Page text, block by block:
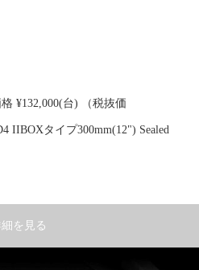
¥132,000(台) （税抜価
IIBOXタイプ300mm(12") Sealed
を見る